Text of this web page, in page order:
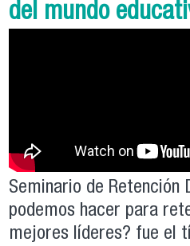
del mundo
Seminario de Retención
podemos hacer para
mejores líderes? fue el